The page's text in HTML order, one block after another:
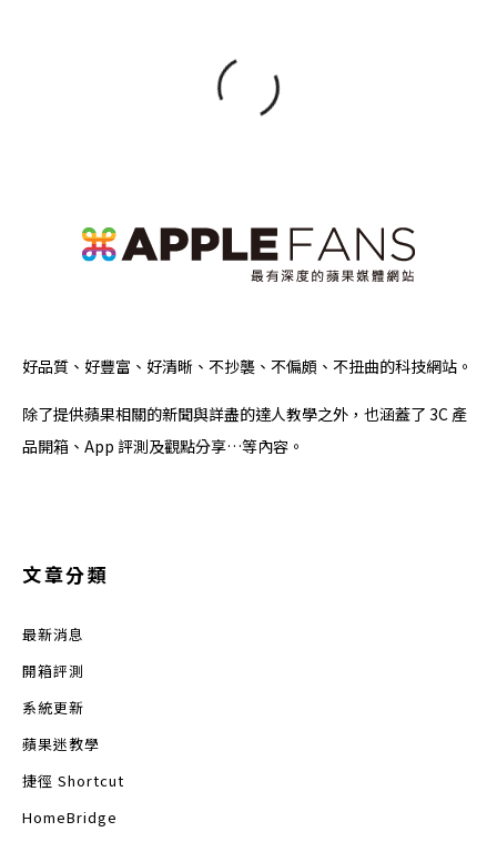
好品質、好豐富、好清晰、不抄襲、不偏頗、不扭曲的科技網站。
除了提供蘋果相關的新聞與詳盡的達人教學之外，也涵蓋了 3C 產
品開箱、App 評測及觀點分享…等內容。
文章分類
最新消息
開箱評測
系統更新
蘋果迷教學
捷徑 Shortcut
HomeBridge